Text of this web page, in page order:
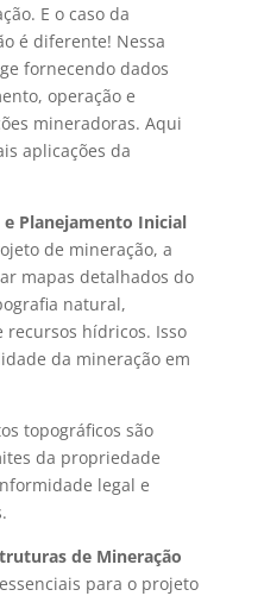
. E o caso da
é diferente! Nessa
fornecendo dados
operação e
mineradoras. Aqui
aplicações da
Planejamento Inicial
de mineração, a
mapas detalhados do
natural,
hídricos. Isso
da mineração em
topográficos são
da propriedade
legal e
de Mineração
para o projeto